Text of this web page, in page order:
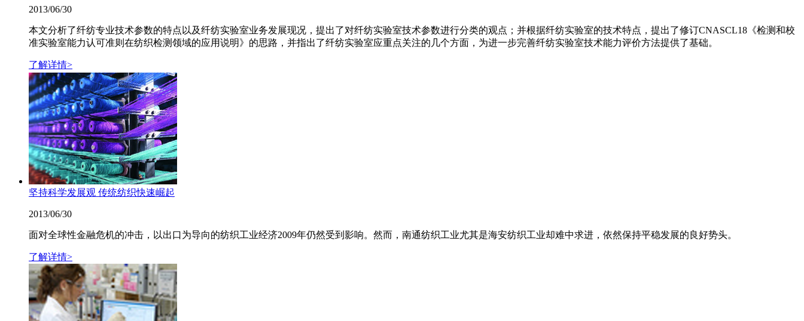
2013/06/30
本文分析了纤纺专业技术参数的特点以及纤纺实验室业务发展现况，提出了对纤纺实验室技术参数进行分类的观点；并根据纤纺实验室的技术特点，提出了修订CNASCL18《检测和校
准实验室能力认可准则在纺织检测领域的应用说明》的思路，并指出了纤纺实验室应重点关注的几个方面，为进一步完善纤纺实验室技术能力评价方法提供了基础。
了解详情>
坚持科学发展观 传统纺织快速崛起
2013/06/30
面对全球性金融危机的冲击，以出口为导向的纺织工业经济2009年仍然受到影响。然而，南通纺织工业尤其是海安纺织工业却难中求进，依然保持平稳发展的良好势头。
了解详情>